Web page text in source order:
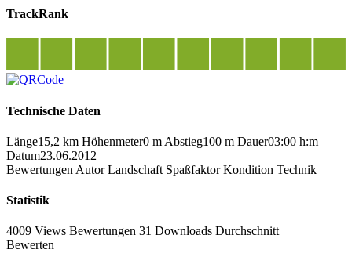
TrackRank
Technische Daten
Länge15,2 km Höhenmeter0 m Abstieg100 m Dauer03:00 h:m
Datum23.06.2012
Bewertungen Autor Landschaft Spaßfaktor Kondition Technik
Statistik
4009 Views Bewertungen 31 Downloads Durchschnitt
Bewerten